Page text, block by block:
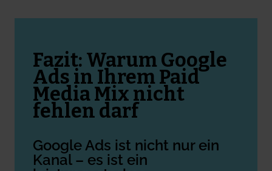
Fazit: Warum Google
Ads in Ihrem Paid
Media Mix nicht
fehlen darf
Google Ads ist nicht nur ein
Kanal – es ist ein